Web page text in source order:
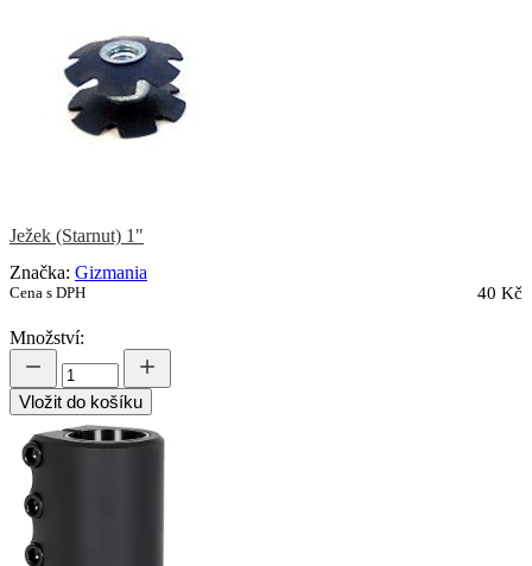
Ježek (Starnut) 1"
Značka: Gizmania
Cena s DPH 40 Kč
Množství:
Vložit do košíku